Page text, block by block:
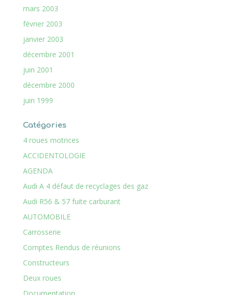
mars 2003
février 2003
janvier 2003
décembre 2001
juin 2001
décembre 2000
juin 1999
Catégories
4 roues motrices
ACCIDENTOLOGIE
AGENDA
Audi A 4 défaut de recyclages des gaz
Audi R56 & 57 fuite carburant
AUTOMOBILE
Carrosserie
Comptes Rendus de réunions
Constructeurs
Deux roues